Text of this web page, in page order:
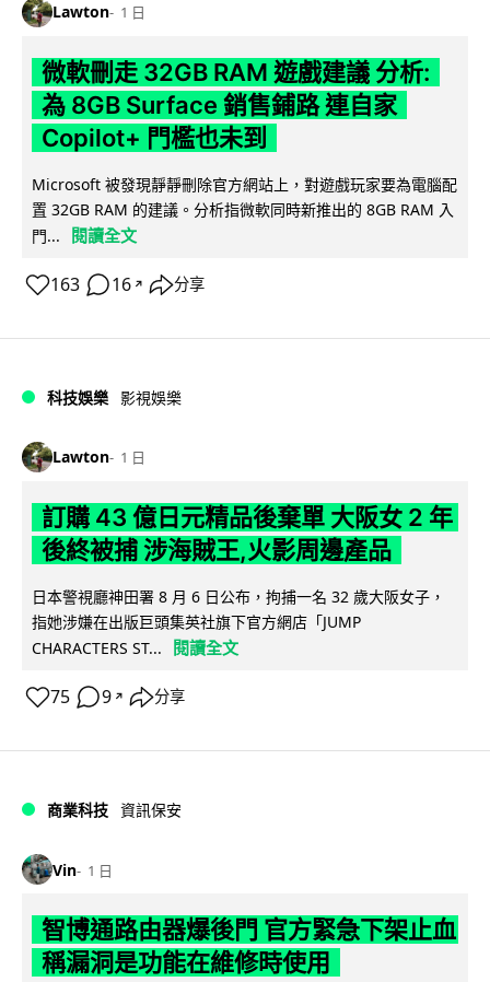
Lawton 1 日
微軟刪走 32GB RAM 遊戲建議 分析:
為 8GB Surface 銷售鋪路 連自家
Copilot+ 門檻也未到
Microsoft 被發現靜靜刪除官方網站上，對遊戲玩家要為電腦配
置 32GB RAM 的建議。分析指微軟同時新推出的 8GB RAM 入
門...
閱讀全文
163 16 ↗ 分享
科技娛樂 影視娛樂
Lawton 1 日
訂購 43 億日元精品後棄單 大阪女 2 年
後終被捕 涉海賊王,火影周邊產品
日本警視廳神田署 8 月 6 日公布，拘捕一名 32 歲大阪女子，
指她涉嫌在出版巨頭集英社旗下官方網店「JUMP
CHARACTERS ST...
閱讀全文
75 9 ↗ 分享
商業科技 資訊保安
Vin 1 日
智博通路由器爆後門 官方緊急下架止血
稱漏洞是功能在維修時使用